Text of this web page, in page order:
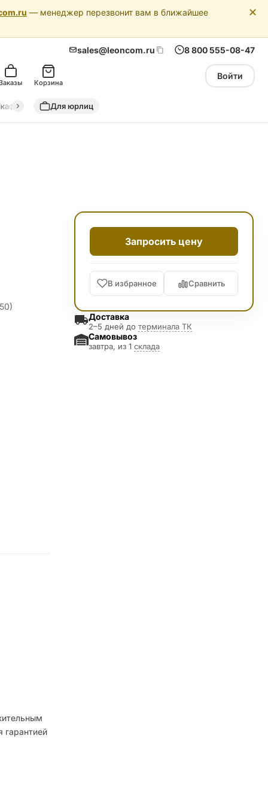
— менеджер перезвонит вам в ближайшее ✕
sales@leoncom.ru 8 800 555-08-47
Корзина
Войти
автоматики Драйкулеры (сухие охладители)
Для юрлиц
Запросить цену
В избранное Сравнить
Доставка
2–5 дней до терминала ТК
Самовывоз
завтра, из 1 склада